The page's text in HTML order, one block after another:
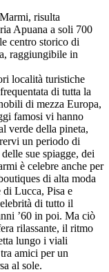
risulta
Apuana a soli 700
centro storico di
raggiungibile in
località turistiche
di tutta la
di mezza Europa,
famosi vi hanno
verde della pineta,
un periodo di
sue spiagge, dei
è celebre anche per
di alta moda
Lucca, Pisa e
di tutto il
’60 in poi. Ma ciò
rilassante, il ritmo
lungo i viali
amici per un
al sole.